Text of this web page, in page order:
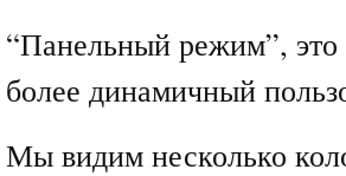
“Панельный режим”, это
более динамичный
Мы видим несколько